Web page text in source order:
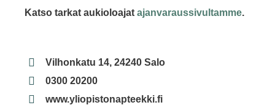
Katso tarkat aukioloajat ajanvaraussivultamme.
Vilhonkatu 14, 24240 Salo
0300 20200
www.yliopistonapteekki.fi